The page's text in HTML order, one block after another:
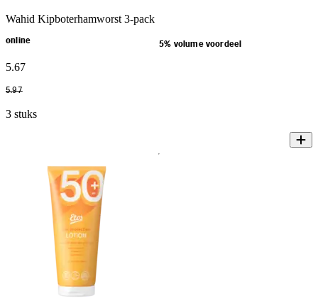
Wahid Kipboterhamworst 3-pack
online 5% volume voordeel
5.67
5.97
3 stuks